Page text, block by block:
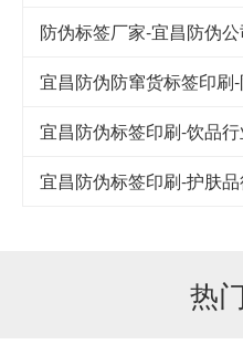
宜昌防伪标签印刷-饮品
宜昌防伪标签印刷-护肤
热